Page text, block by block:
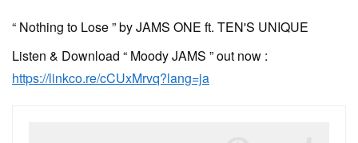
“ Nothing to Lose ” by JAMS ONE ft. TEN'S UNIQUE
Listen & Download “ Moody JAMS ” out now :
https://linkco.re/cCUxMrvq?lang=ja